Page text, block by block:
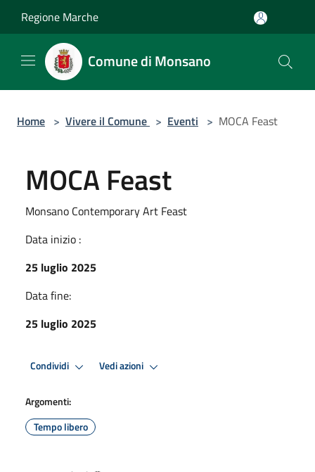
Regione Marche
Comune di Monsano
Home > Vivere il Comune > Eventi > MOCA Feast
MOCA Feast
Monsano Contemporary Art Feast
Data inizio :
25 luglio 2025
Data fine:
25 luglio 2025
Condividi Vedi azioni
Argomenti:
Tempo libero